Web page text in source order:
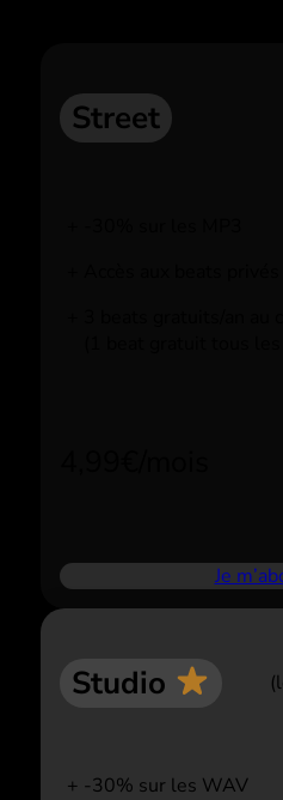
Street
Je
Studio
-30% sur les WAV